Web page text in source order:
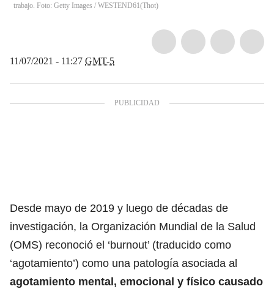
trabajo. Foto: Getty Images / WESTEND61(Thot)
11/07/2021 - 11:27 GMT-5
Desde mayo de 2019 y luego de décadas de
investigación, la Organización Mundial de la Salud
(OMS) reconoció el ‘burnout’ (traducido como
‘agotamiento’) como una patología asociada al
agotamiento mental, emocional y físico causado